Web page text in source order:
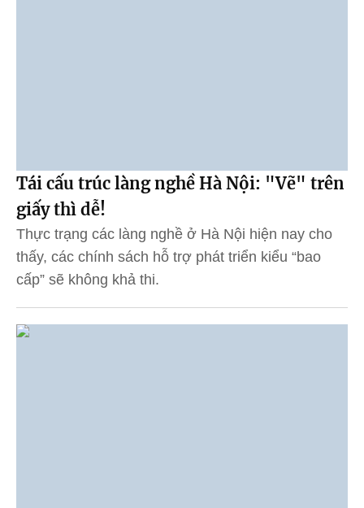
Tái cấu trúc làng nghề Hà Nội: "Vẽ" trên
giấy thì dễ!
Thực trạng các làng nghề ở Hà Nội hiện nay cho
thấy, các chính sách hỗ trợ phát triển kiểu “bao
cấp” sẽ không khả thi.